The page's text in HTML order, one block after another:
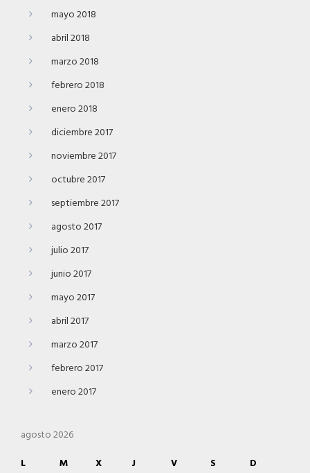
mayo 2018
abril 2018
marzo 2018
febrero 2018
enero 2018
diciembre 2017
noviembre 2017
octubre 2017
septiembre 2017
agosto 2017
julio 2017
junio 2017
mayo 2017
abril 2017
marzo 2017
febrero 2017
enero 2017
agosto 2026
L
M X J V S
D